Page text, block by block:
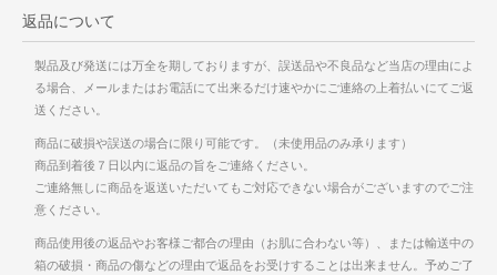
返品について
製品及び発送には万全を期しておりますが、誤送品や不良品など当店の理由によ
る場合、メールまたはお電話にて出来るだけ速やかにご連絡の上着払いにてご返
送ください。
商品に破損や誤送の場合に限り可能です。（未使用品のみ承ります）
商品到着後７日以内に返品の旨をご連絡ください。
ご連絡無しに商品を返送いただいてもご対応できない場合がございますのでご注
意ください。
商品使用後の返品やお客様ご都合の理由（お肌に合わない等）、または輸送中の
箱の破損・商品の傷などの理由で返品をお受けすることは出来ません。予めご了